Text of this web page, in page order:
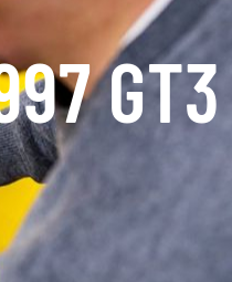
GT3